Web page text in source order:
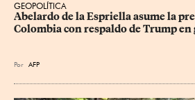
GEOPOLÍTICA
Abelardo de la Espriella asume la
Colombia con respaldo de Trump
Por AFP